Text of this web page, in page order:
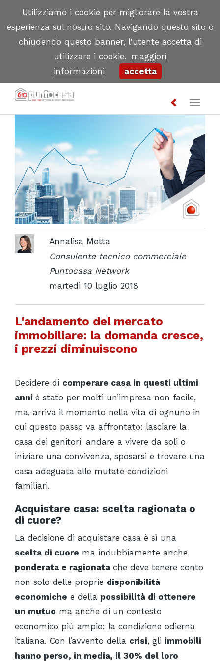
Utilizziamo i cookie per migliorare la vostra
esperienza sul nostro sito. Navigando questo sito o
chiudendo questo banner, l'utente accetta di
utilizzare i cookie. maggiori
informazioni
accetta
Toggle
Annalisa Motta
Consulente tecnico commerciale
Puntocasa Network
martedì 10 luglio 2018
L'andamento del mercato
immobiliare: la domanda cresce,
i prezzi diminuiscono
Decidere di comperare casa in questi ultimi
anni è stato per molti un’impresa non facile,
ma, arriva il momento nella vita di ognuno in
cui questo passo va affrontato: lasciare la
casa dei genitori, andare a vivere da soli o
iniziare una convivenza, sposarsi e trovare una
casa adeguata alle mutate condizioni
familiari.
Acquistare casa: scelta ragionata o
di cuore?
La decisione di acquistare casa è sì una
scelta di cuore ma indubbiamente anche
ponderata e ragionata che deve tenere conto
non solo delle proprie disponibilità
economiche e della possibilità di ottenere
un mutuo ma anche di un contesto
economico più ampio: la condizione odierna
italiana. Con l’avvento della crisi, gli immobili
hanno perso, in media, il 30% del loro